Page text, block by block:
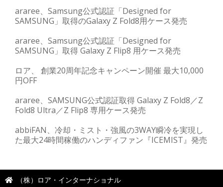
araree、Samsung公式認証「Designed for
SAMSUNG」取得のGalaxy Z Fold8用ケース発売
araree、Samsung公式認証「Designed for
SAMSUNG」取得 Galaxy Z Flip8 用ケース発売
ロア、 創業20周年記念キャンペーン開催 最大10,000
円OFF
araree、SAMSUNG公式認証取得 Galaxy Z Fold8／Z
Fold8 Ultra／Z Flip8 専用ケース発売
abbiFAN、冷却・ミスト・強風の3WAY瞬冷を実現し
た最大24時間稼働のハンディファン『ICEMIST』発売
（株）ロア・インターナショナル